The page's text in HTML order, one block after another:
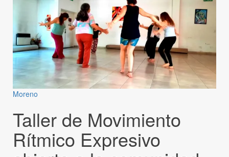
Moreno
Taller de Movimiento
Rítmico Expresivo